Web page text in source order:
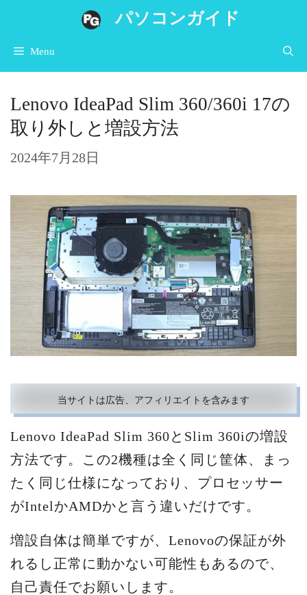
ス
ッ
パソコンガイド
Menu
Lenovo IdeaPad Slim 360/360i 17の
取り外しと増設方法
2024年7月28日
当サイトは広告、アフィリエイトを含みます
Lenovo IdeaPad Slim 360とSlim 360iの増設
方法です。この2機種は全く同じ筐体、まっ
たく同じ仕様になっており、プロセッサー
がIntelかAMDかと言う違いだけです。
増設自体は簡単ですが、Lenovoの保証が外
れるし正常に動かない可能性もあるので、
自己責任でお願いします。